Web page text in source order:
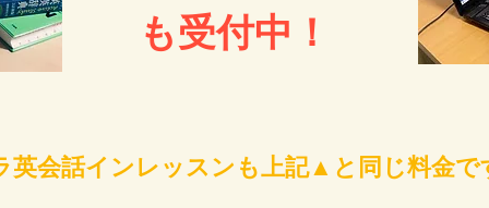
も受付中！
会話インレッスンも上記▲と同じ料金で